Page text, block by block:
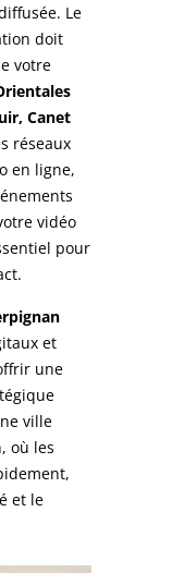
Le
doit
votre
Canet
réseaux
en ligne,
vidéo
pour
et
une
ville
où les
et le